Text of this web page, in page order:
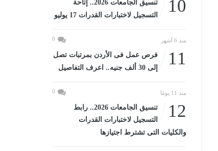
10
تنسيق الجامعات 2026.. إتاحة
التسجيل لاختبارات القدرات 17 يوليو
منذ 6 أشهر 0
11
فرص عمل فى الأردن بمرتبات تصل
إلى 30 ألف جنيه.. اعرف التفاصيل
منذ 11 يومًا 0
12
تنسيق الجامعات 2026.. رابط
التسجيل لاختبارات القدرات
والكليات التى تشترط اجتيازها